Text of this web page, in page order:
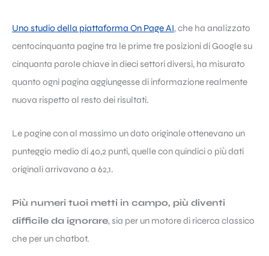
Uno studio della piattaforma On Page AI, che ha analizzato
centocinquanta pagine tra le prime tre posizioni di Google su
cinquanta parole chiave in dieci settori diversi, ha misurato
quanto ogni pagina aggiungesse di informazione realmente
nuova rispetto al resto dei risultati.
Le pagine con al massimo un dato originale ottenevano un
punteggio medio di 40,2 punti, quelle con quindici o più dati
originali arrivavano a 62,1.
Più numeri tuoi metti in campo, più diventi
difficile da ignorare, sia per un motore di ricerca classico
che per un chatbot.